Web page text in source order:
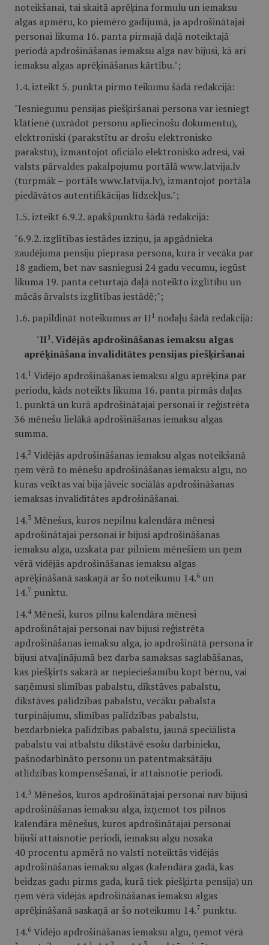
noteikšanai, tai skaitā aprēķina formulu un iemaksu
algas apmēru, ko piemēro gadījumā, ja apdrošinātajai
personai likuma 16. panta pirmajā daļā noteiktajā
periodā apdrošināšanas iemaksu alga nav bijusi, kā arī
iemaksu algas aprēķināšanas kārtību.";
1.4. izteikt 5. punkta pirmo teikumu šādā redakcijā:
"Iesniegumu pensijas piešķiršanai persona var iesniegt
klātienē (uzrādot personu apliecinošu dokumentu),
elektroniski (parakstītu ar drošu elektronisko
parakstu), izmantojot oficiālo elektronisko adresi, vai
valsts pārvaldes pakalpojumu portālā www.latvija.lv
(turpmāk – portāls www.latvija.lv), izmantojot portāla
piedāvātos autentifikācijas līdzekļus.";
1.5. izteikt 6.9.2. apakšpunktu šādā redakcijā:
"6.9.2. izglītības iestādes izziņu, ja apgādnieka
zaudējuma pensiju pieprasa persona, kura ir vecāka par
18 gadiem, bet nav sasniegusi 24 gadu vecumu, iegūst
likuma 19. panta ceturtajā daļā noteikto izglītību un
mācās ārvalsts izglītības iestādē;";
1.6. papildināt noteikumus ar II 1 nodaļu šādā redakcijā:
"II1 . Vidējās apdrošināšanas iemaksu algas
aprēķināšana invaliditātes pensijas piešķiršanai
14. 1 Vidējo apdrošināšanas iemaksu algu aprēķina par
periodu, kāds noteikts likuma 16. panta pirmās daļas
1. punktā un kurā apdrošinātajai personai ir reģistrēta
36 mēnešu lielākā apdrošināšanas iemaksu algas
summa.
14.2 Vidējās apdrošināšanas iemaksu algas noteikšanā
ņem vērā to mēnešu apdrošināšanas iemaksu algu, no
kuras veiktas vai bija jāveic sociālās apdrošināšanas
iemaksas invaliditātes apdrošināšanai.
14.3 Mēnešus, kuros nepilnu kalendāra mēnesi
apdrošinātajai personai ir bijusi apdrošināšanas
iemaksu alga, uzskata par pilniem mēnešiem un ņem
vērā vidējās apdrošināšanas iemaksu algas
aprēķināšanā saskaņā ar šo noteikumu 14.6 un
14.7 punktu.
14.4Mēneši, kuros pilnu kalendāra mēnesi
apdrošinātajai personai nav bijusi reģistrēta
apdrošināšanas iemaksu alga, jo apdrošinātā persona ir
bijusi atvaļinājumā bez darba samaksas saglabāšanas,
kas piešķirts sakarā ar nepieciešamību kopt bērnu, vai
saņēmusi slimības pabalstu, dīkstāves pabalstu,
dīkstāves palīdzības pabalstu, vecāku pabalsta
turpinājumu, slimības palīdzības pabalstu,
bezdarbnieka palīdzības pabalstu, jaunā speciālista
pabalstu vai atbalstu dīkstāvē esošu darbinieku,
pašnodarbināto personu un patentmaksātāju
atlīdzības kompensēšanai, ir attaisnotie periodi.
14.5 Mēnešos, kuros apdrošinātajai personai nav bijusi
apdrošināšanas iemaksu alga, izņemot tos pilnos
kalendāra mēnešus, kuros apdrošinātajai personai
bijuši attaisnotie periodi, iemaksu algu nosaka
40 procentu apmērā no valstī noteiktās vidējās
apdrošināšanas iemaksu algas (kalendāra gadā, kas
beidzas gadu pirms gada, kurā tiek piešķirta pensija) un
ņem vērā vidējās apdrošināšanas iemaksu algas
aprēķināšanā saskaņā ar šo noteikumu 14.7 punktu.
14.6 Vidējo apdrošināšanas iemaksu algu, ņemot vērā